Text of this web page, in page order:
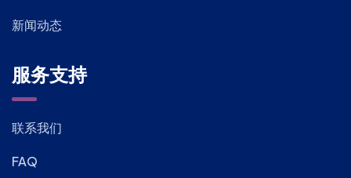
新闻动态
服务支持
联系我们
FAQ